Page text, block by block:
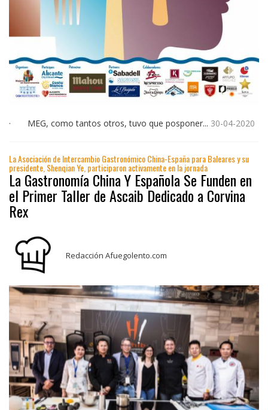
· MEG, como tantos otros, tuvo que posponer... 30-04-2020
La Asociación de Intercambio Gastronómico China-España para Baleares y su
presidente, Shenqian Ye, participaron activamente en la jornada
La Gastronomía China Y Española Se Funden en
el Primer Taller de Ascaib Dedicado a Corvina
Rex
Redacción Afuegolento.com